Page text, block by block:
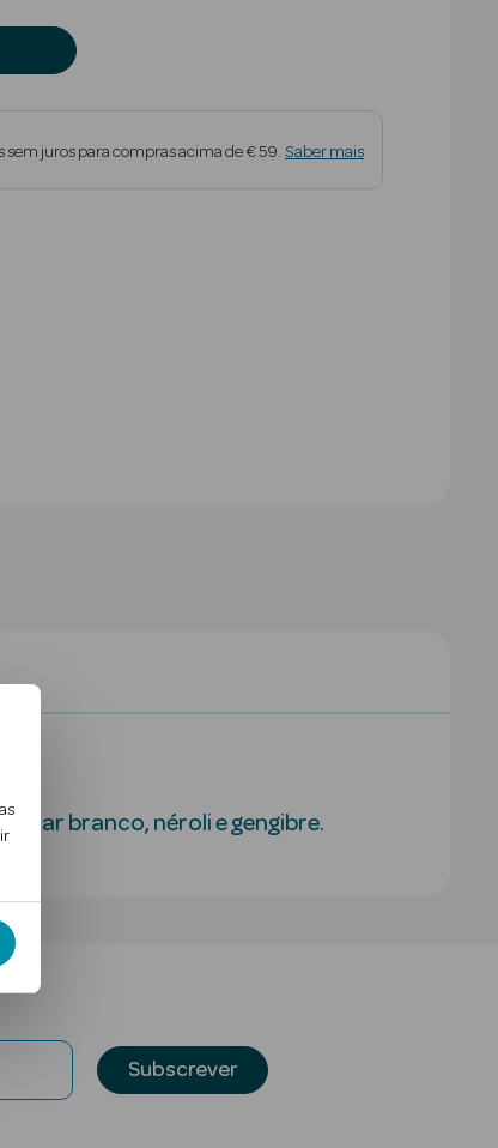
sem juros para compras acima de € 59. Saber mais
branco, néroli e gengibre.
Subscrever